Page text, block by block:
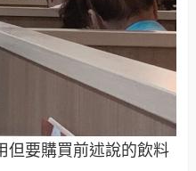
但要購買前述說的飲料